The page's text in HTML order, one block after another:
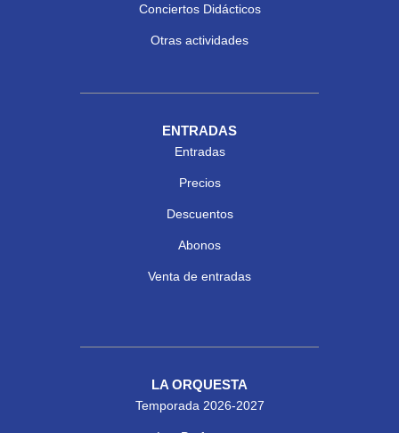
Conciertos Didácticos
Otras actividades
ENTRADAS
Entradas
Precios
Descuentos
Abonos
Venta de entradas
LA ORQUESTA
Temporada 2026-2027